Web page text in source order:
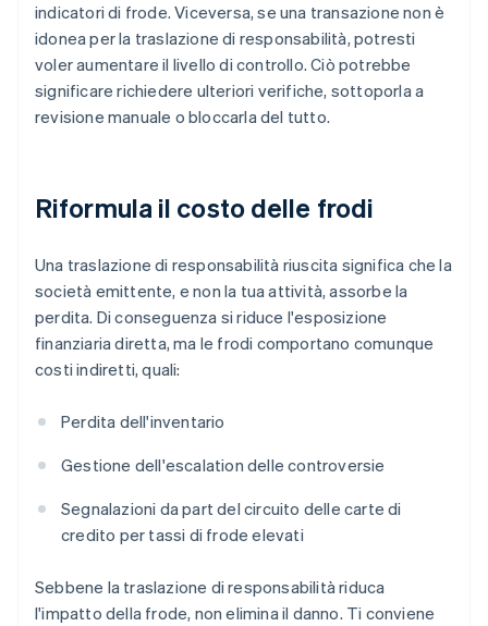
indicatori di frode. Viceversa, se una transazione non è
idonea per la traslazione di responsabilità, potresti
voler aumentare il livello di controllo. Ciò potrebbe
significare richiedere ulteriori verifiche, sottoporla a
revisione manuale o bloccarla del tutto.
Riformula il costo delle frodi
Una traslazione di responsabilità riuscita significa che la
società emittente, e non la tua attività, assorbe la
perdita. Di conseguenza si riduce l'esposizione
finanziaria diretta, ma le frodi comportano comunque
costi indiretti, quali:
Perdita dell'inventario
Gestione dell'escalation delle controversie
Segnalazioni da part del circuito delle carte di
credito per tassi di frode elevati
Sebbene la traslazione di responsabilità riduca
l'impatto della frode, non elimina il danno. Ti conviene